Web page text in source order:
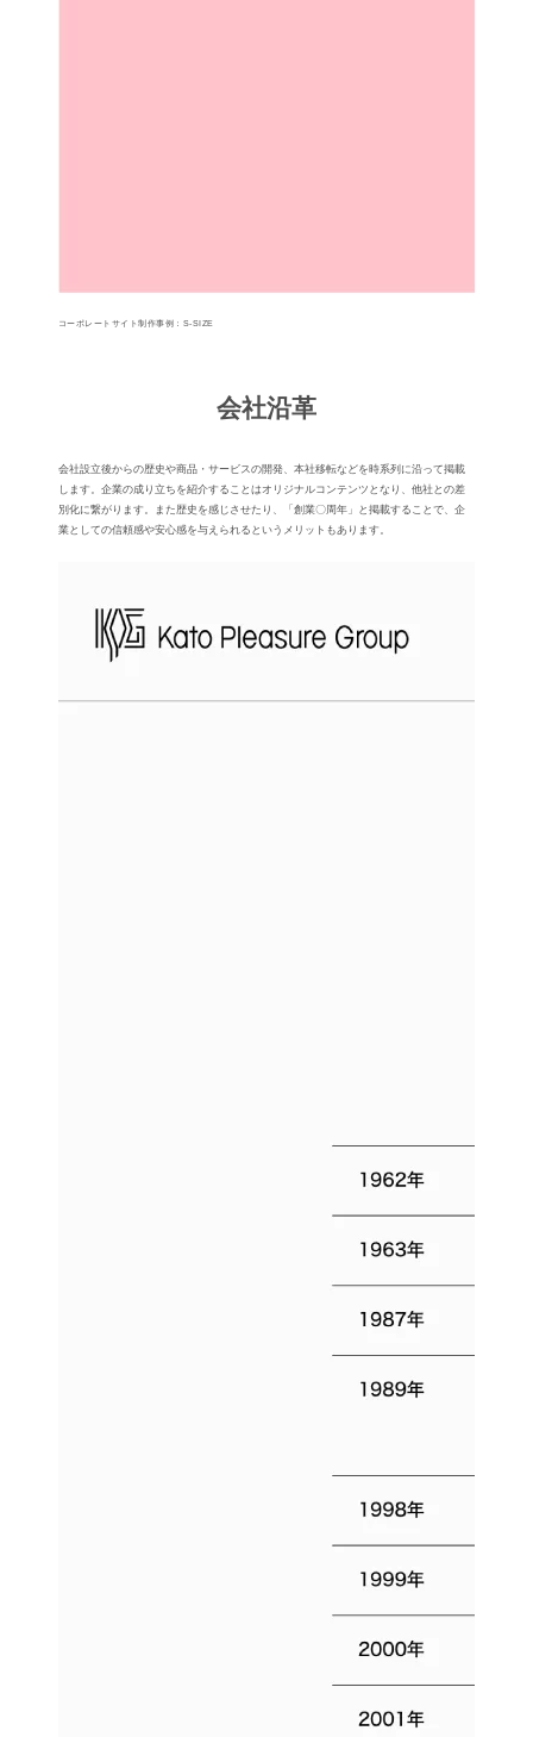
コーポレートサイト制作事例：S-SIZE
会社沿革
会社設立後からの歴史や商品・サービスの開発、本社移転などを時系列に沿って掲載
します。企業の成り立ちを紹介することはオリジナルコンテンツとなり、他社との差
別化に繋がります。また歴史を感じさせたり、「創業〇周年」と掲載することで、企
業としての信頼感や安心感を与えられるというメリットもあります。